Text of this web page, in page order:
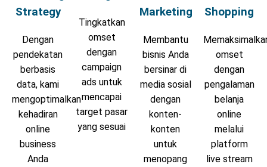
Strategy
Dengan
pendekatan
berbasis
data, kami
mengoptimalkan
kehadiran
online
business
Anda
Tingkatkan
omset
dengan
campaign
ads untuk
mencapai
target pasar
yang sesuai
Marketing
Membantu
bisnis Anda
bersinar di
media sosial
dengan
konten-
konten
untuk
menopang
Shopping
omset
dengan
pengalaman
belanja
online
melalui
platform
live stream